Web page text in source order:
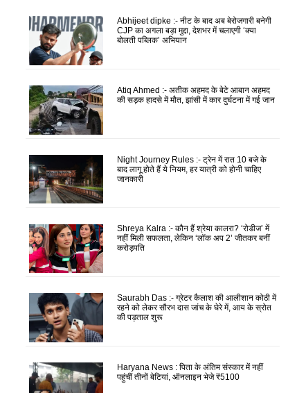
Abhijeet dipke :- नीट के बाद अब बेरोजगारी बनेगी
CJP का अगला बड़ा मुद्दा, देशभर में चलाएगी ‘क्या
बोलती पब्लिक’ अभियान
Atiq Ahmed :- अतीक अहमद के बेटे आबान अहमद
की सड़क हादसे में मौत, झांसी में कार दुर्घटना में गई जान
Night Journey Rules :- ट्रेन में रात 10 बजे के
बाद लागू होते हैं ये नियम, हर यात्री को होनी चाहिए
जानकारी
Shreya Kalra :- कौन हैं श्रेया कालरा? ‘रोडीज’ में
नहीं मिली सफलता, लेकिन ‘लॉक अप 2’ जीतकर बनीं
करोड़पति
Saurabh Das :- ग्रेटर कैलाश की आलीशान कोठी में
रहने को लेकर सौरभ दास जांच के घेरे में, आय के स्रोत
की पड़ताल शुरू
Haryana News : पिता के अंतिम संस्कार में नहीं
पहुंचीं तीनों बेटियां, ऑनलाइन भेजे ₹5100